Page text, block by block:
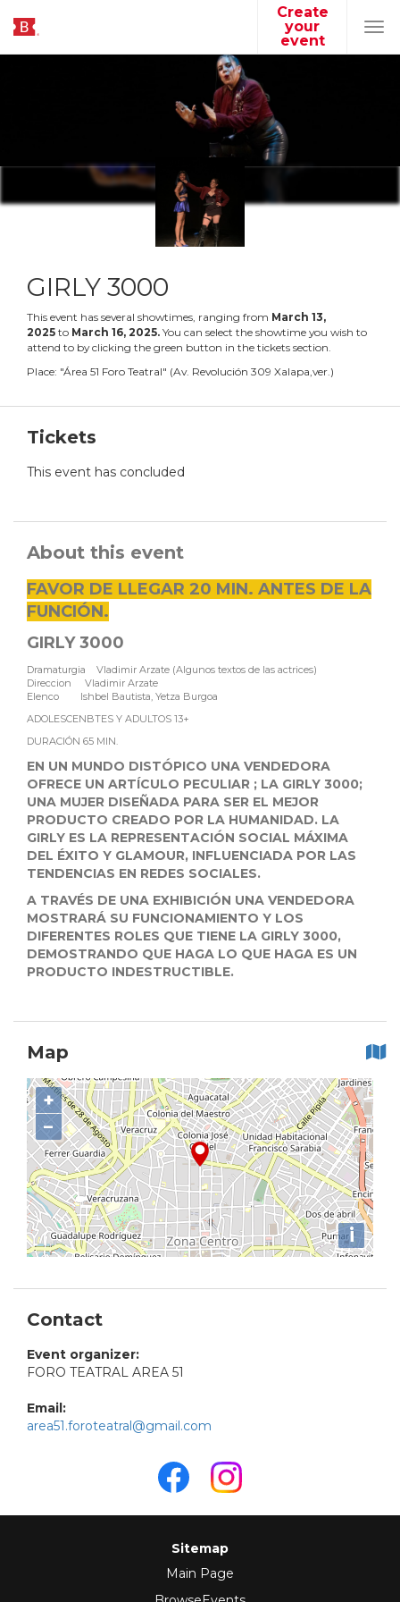
Create
your
event
GIRLY 3000
This event has several showtimes, ranging from March 13,
2025 to March 16, 2025. You can select the showtime you wish to
attend to by clicking the green button in the tickets section.
Place: "Área 51 Foro Teatral" (Av. Revolución 309 Xalapa,ver.)
Tickets
This event has concluded
About this event
FAVOR DE LLEGAR 20 MIN. ANTES DE LA
FUNCIÓN.
GIRLY 3000
Dramaturgia Vladimir Arzate (Algunos textos de las actrices)
Direccion Vladimir Arzate
Elenco Ishbel Bautista, Yetza Burgoa
ADOLESCENBTES Y ADULTOS 13+
DURACIÓN 65 MIN.
EN UN MUNDO DISTÓPICO UNA VENDEDORA
OFRECE UN ARTÍCULO PECULIAR ; LA GIRLY 3000;
UNA MUJER DISEÑADA PARA SER EL MEJOR
PRODUCTO CREADO POR LA HUMANIDAD. LA
GIRLY ES LA REPRESENTACIÓN SOCIAL MÁXIMA
DEL ÉXITO Y GLAMOUR, INFLUENCIADA POR LAS
TENDENCIAS EN REDES SOCIALES.
A TRAVÉS DE UNA EXHIBICIÓN UNA VENDEDORA
MOSTRARÁ SU FUNCIONAMIENTO Y LOS
DIFERENTES ROLES QUE TIENE LA GIRLY 3000,
DEMOSTRANDO QUE HAGA LO QUE HAGA ES UN
PRODUCTO INDESTRUCTIBLE.
Map
+
−
i
Contact
Event organizer:
FORO TEATRAL AREA 51
Email:
area51.foroteatral@gmail.com
Sitemap
Main Page